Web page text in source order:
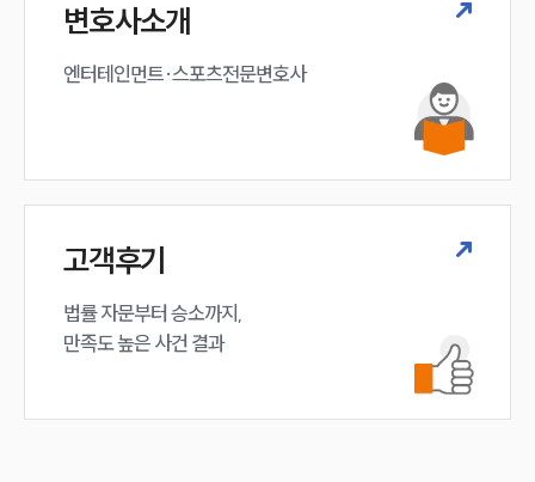
변호사소개
엔터테인먼트·스포츠전문변호사
고객후기
법률 자문부터 승소까지,
만족도 높은 사건 결과